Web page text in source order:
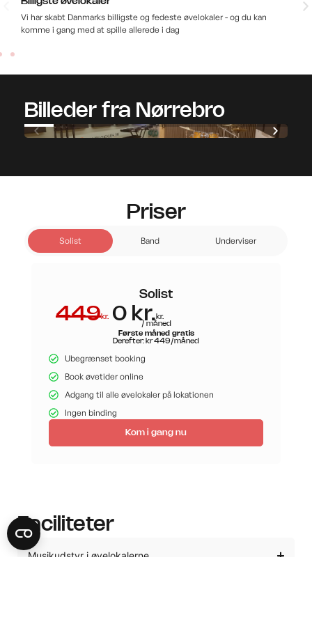
Vi har skabt Danmarks billigste og fedeste øvelokaler - og du kan
komme i gang med at spille allerede i dag
Billeder fra Nørrebro
Priser
Solist Band Underviser
Solist
449kr. 0 kr.kr.
/ måned
Første måned gratis
Derefter: kr 449/måned
Ubegrænset booking
Book øvetider online
Adgang til alle øvelokaler på lokationen
Ingen binding
Kom i gang nu
Faciliteter
Musikudstyr i øvelokalerne